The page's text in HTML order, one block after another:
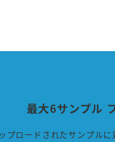
最大6サンプル
ロードされたサンプ